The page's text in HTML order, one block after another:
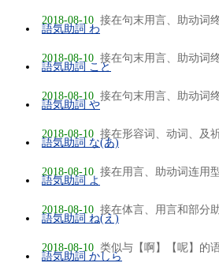
2018-08-10 接在句末用言、助动词
語気助詞 わ
2018-08-10 接在句末用言、助动词
語気助詞 こと
2018-08-10 接在句末用言、助动词
語気助詞 や
2018-08-10 接在形容词、动词、及
語気助詞 な(あ)
2018-08-10 接在用言、助动词连用
語気助詞 よ
2018-08-10 接在体言、用言和部分
語気助詞 ね(え)
2018-08-10 类似与【啊】【呢】的
語気助詞 かしら